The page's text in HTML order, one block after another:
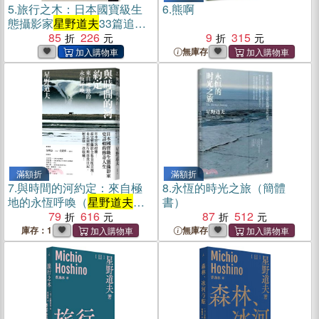
5.旅行之木：日本國寶級生
態攝影家星野道夫33篇追尋
極北大地之夢的旅行手札(電
85 226
6.熊啊
9
315
無庫存
滿額折
7.與時間的河約定：來自極
地的永恆呼喚（星野道夫最
完整最具代表性攝影全集暢
銷經典珍藏版）
79 616
庫存：1
滿額折
8.永恆的時光之旅（簡體
書）
87
512
無庫存